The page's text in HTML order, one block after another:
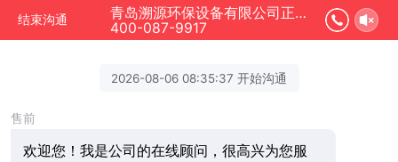
结束沟通
青岛溯源环保设备有限公司正在为您服务
400-087-9917
2026-08-06 08:35:37 开始沟通
售前
欢迎您！我是公司的在线顾问，很高兴为您服